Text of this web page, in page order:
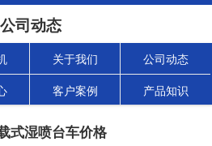
公司动态
关于我们 公司动态
客户案例 产品知识
式湿喷台车价格